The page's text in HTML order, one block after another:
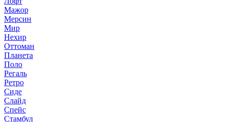
Мажор
Мерсин
Мир
Нехир
Оттоман
Планета
Поло
Регаль
Ретро
Сиде
Слайд
Спейс
Стамбул